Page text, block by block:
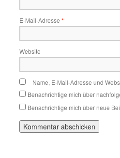
E-Mail-Adresse *
Website
Name, E-Mail-Adresse und
Benachrichtige mich über
Benachrichtige mich über neue